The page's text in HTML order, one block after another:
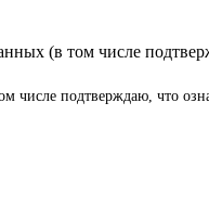
(в том числе
числе подтверждаю, что